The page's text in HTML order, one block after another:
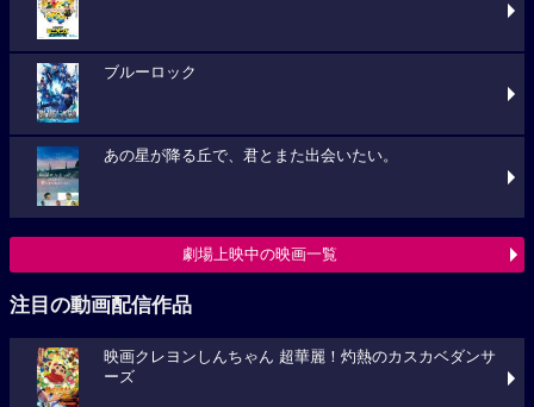
ブルーロック
あの星が降る丘で、君とまた出会いたい。
劇場上映中の映画一覧
注目の動画配信作品
映画クレヨンしんちゃん 超華麗！灼熱のカスカベダンサ
ーズ